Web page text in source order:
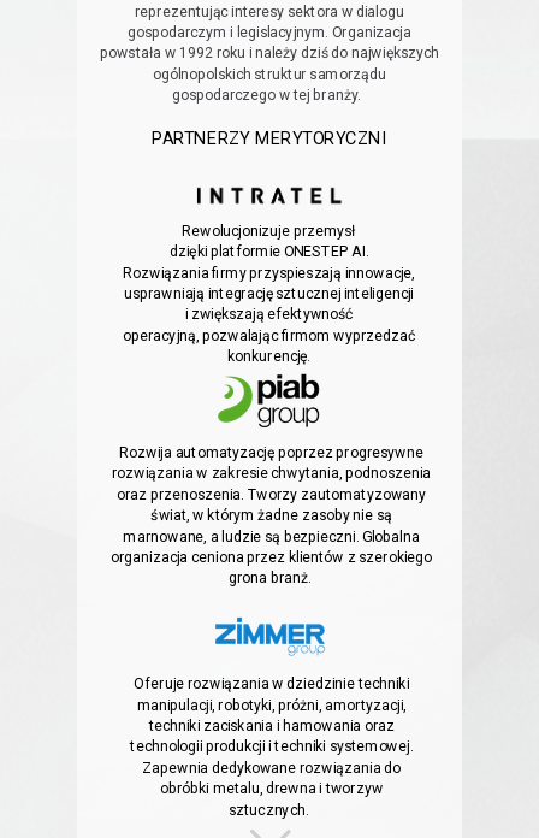
Rewolucjonizuje przemysł
dzięki platformie ONESTEP AI.
Rozwiązania firmy przyspieszają innowacje,
usprawniają integrację sztucznej inteligencji
i zwiększają efektywność
operacyjną,pozwalając firmom wyprzedzać
konkurencję.
Rozwija automatyzację poprzez progresywne
rozwiązania w zakresie chwytania, podnoszenia
oraz przenoszenia. Tworzy zautomatyzowany
świat, w którym żadne zasoby nie są
marnowane, a ludzie są bezpieczni. Globalna
organizacja ceniona przez klientów z szerokiego
grona branż.
Oferuje rozwiązania w dziedzinie techniki
manipulacji, robotyki, próżni, amortyzacji,
techniki zaciskania i hamowania oraz
technologii produkcji i techniki systemowej.
Zapewnia dedykowane rozwiązania do
obróbki metalu, drewna i tworzyw
sztucznych.
PARTNERZY MERYTORYCZNI
reprezentując interesy sektora w dialogu
gospodarczym i legislacyjnym. Organizacja
powstała w 1992 roku i należy dziś do największych
ogólnopolskich struktur samorządu
gospodarczego w tej branży.